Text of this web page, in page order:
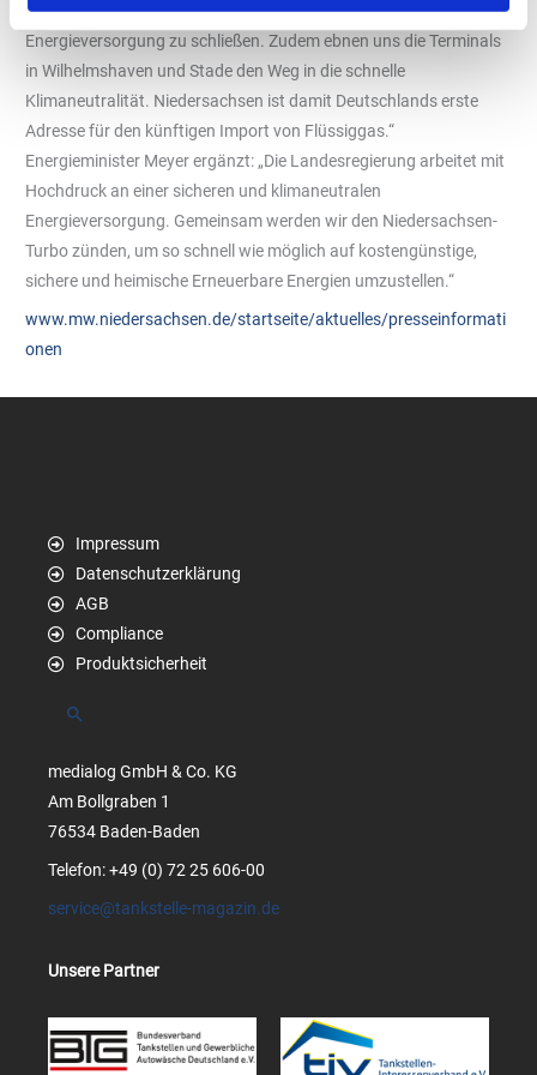
hier gerade unternehmen, hilft uns, Lücken in der
Energieversorgung zu schließen. Zudem ebnen uns die Terminals
in Wilhelmshaven und Stade den Weg in die schnelle
Klimaneutralität. Niedersachsen ist damit Deutschlands erste
Adresse für den künftigen Import von Flüssiggas.“
Energieminister Meyer ergänzt: „Die Landesregierung arbeitet mit
Hochdruck an einer sicheren und klimaneutralen
Energieversorgung. Gemeinsam werden wir den Niedersachsen-
Turbo zünden, um so schnell wie möglich auf kostengünstige,
sichere und heimische Erneuerbare Energien umzustellen.“
www.mw.niedersachsen.de/startseite/aktuelles/presseinformati
onen
Impressum
Datenschutzerklärung
AGB
Compliance
Produktsicherheit
Suchen
medialog GmbH & Co. KG
Am Bollgraben 1
76534 Baden-Baden
Telefon: +49 (0) 72 25 606-00
service@tankstelle-magazin.de
Unsere Partner